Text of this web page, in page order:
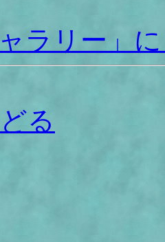
ラリー」
る